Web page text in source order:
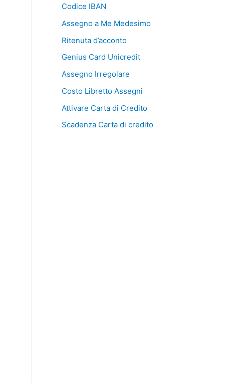
Codice IBAN
Assegno a Me Medesimo
Ritenuta d’acconto
Genius Card Unicredit
Assegno Irregolare
Costo Libretto Assegni
Attivare Carta di Credito
Scadenza Carta di credito